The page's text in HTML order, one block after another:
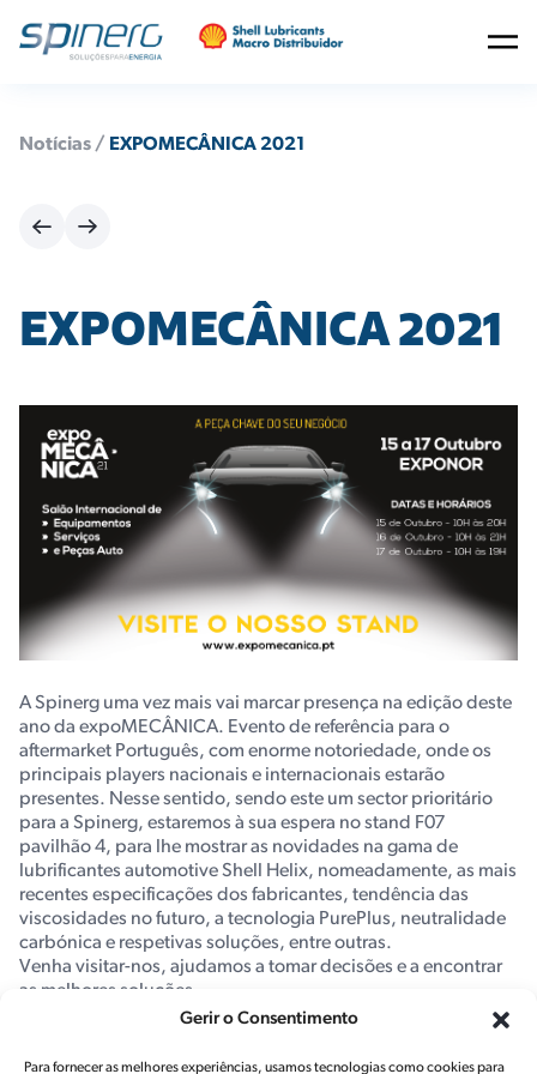
Gerir o Consentimento
Para fornecer as melhores experiências, usamos tecnologias como cookies para
Notícias / EXPOMECÂNICA 2021
EXPOMECÂNICA 2021
A Spinerg uma vez mais vai marcar presença na edição deste
ano da expoMECÂNICA. Evento de referência para o
aftermarket Português, com enorme notoriedade, onde os
principais players nacionais e internacionais estarão
presentes. Nesse sentido, sendo este um sector prioritário
para a Spinerg, estaremos à sua espera no stand F07
pavilhão 4, para lhe mostrar as novidades na gama de
lubrificantes automotive Shell Helix, nomeadamente, as mais
recentes especificações dos fabricantes, tendência das
viscosidades no futuro, a tecnologia PurePlus, neutralidade
carbónica e respetivas soluções, entre outras.
Venha visitar-nos, ajudamos a tomar decisões e a encontrar
as melhores soluções.
e evite filas preenchendo já
o
formulário de registo